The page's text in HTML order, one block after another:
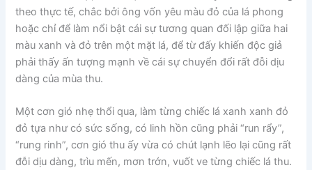
theo thực tế, chắc bởi ông vốn yêu màu đỏ của lá phong
hoặc chỉ để làm nổi bật cái sự tương quan đối lập giữa hai
màu xanh và đỏ trên một mặt lá, để từ đấy khiến độc giả
phải thấy ấn tượng mạnh về cái sự chuyển đổi rất đỗi dịu
dàng của mùa thu.
Một cơn gió nhẹ thổi qua, làm từng chiếc lá xanh xanh đỏ
đỏ tựa như có sức sống, có linh hồn cũng phải “run rẩy”,
“rung rinh”, cơn gió thu ấy vừa có chút lạnh lẽo lại cũng rất
đỗi dịu dàng, trìu mến, mơn trớn, vuốt ve từng chiếc lá thu.